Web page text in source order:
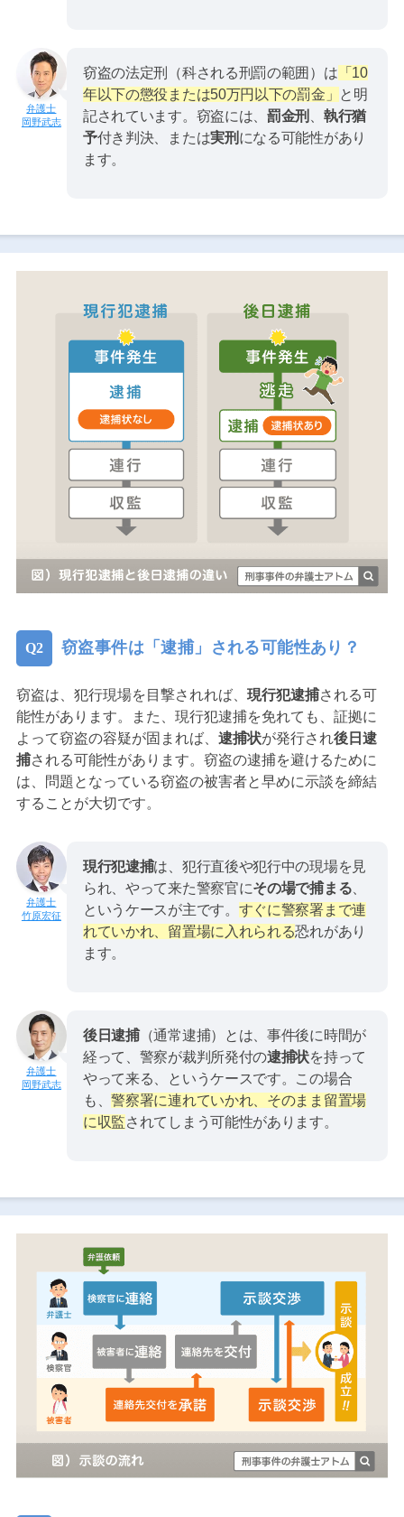
岡野武志
窃盗の法定刑（科される刑罰の範囲）は 「10
年以下の懲役または50万円以下の罰金」 と明
記されています。窃盗には、罰金刑
執行猶
予付き判決、または実刑 になる可能性があり
ます。
窃盗事件は「逮捕」される可能性あり？
窃盗は、犯行現場を目撃されれば、 現行犯逮捕される可
能性があります。また、現行犯逮捕を免れても、証拠に
よって窃盗の容疑が固まれば、 逮捕状が発行され後日逮
捕される可能性があります。窃盗の逮捕を避けるために
は、問題となっている窃盗の被害者と早めに示談を締結
することが大切です。
竹原宏征
現行犯逮捕は、犯行直後や犯行中の現場を見
られ、やって来た警察官にその場で捕まる
というケースが主です。 すぐに警察署まで連
れていかれ、留置場に入れられる恐れがあり
ます。
岡野武志
後日逮捕（通常逮捕）とは、事件後に時間が
経って、警察が裁判所発付の逮捕状を持って
やって来る、というケースです。この場合
も、警察署に連れていかれ、そのまま留置場
に収監されてしまう可能性があります。